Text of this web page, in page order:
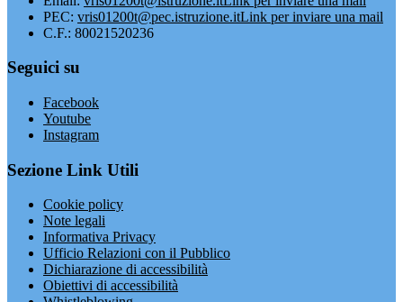
PEC: vris01200t@pec.istruzione.itLink per inviare una mail
C.F.: 80021520236
Seguici su
Facebook
Youtube
Instagram
Sezione Link Utili
Cookie policy
Note legali
Informativa Privacy
Ufficio Relazioni con il Pubblico
Dichiarazione di accessibilità
Obiettivi di accessibilità